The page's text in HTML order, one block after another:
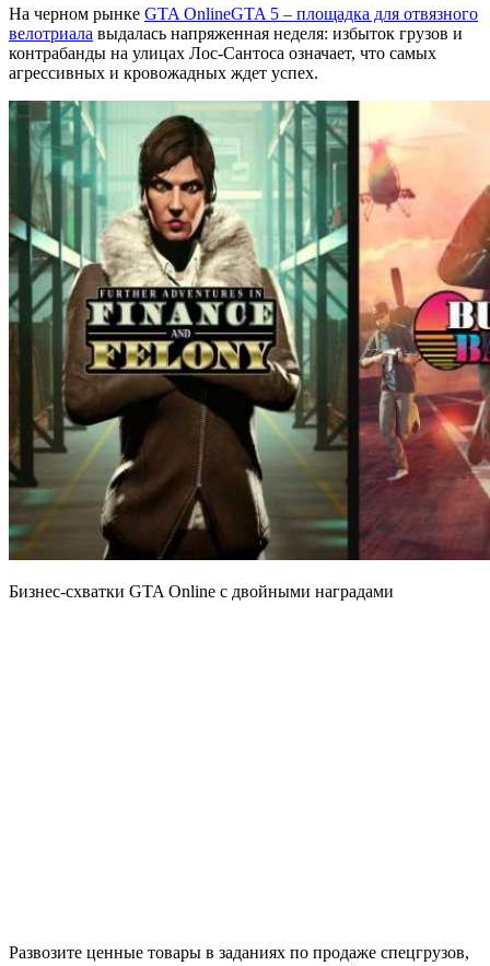
На черном рынке GTA OnlineGTA 5 – площадка для отвязного
велотриала выдалась напряженная неделя: избыток грузов и
контрабанды на улицах Лос-Сантоса означает, что самых
агрессивных и кровожадных ждет успех.
Бизнес-схватки GTA Online с двойными наградами
Развозите ценные товары в заданиях по продаже спецгрузов,